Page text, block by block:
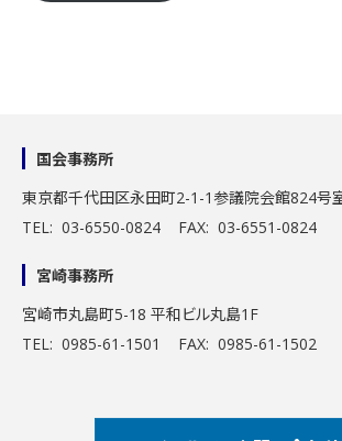
国会事務所
東京都千代田区永田町2-1-1参議院会館824号
TEL: 03-6550-0824 FAX: 03-6551-0824
宮崎事務所
宮崎市丸島町5-18 平和ビル丸島1F
TEL: 0985-61-1501 FAX: 0985-61-1502